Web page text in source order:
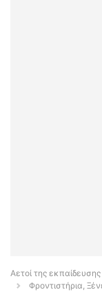
Αετοί της εκπαίδευσης
Φροντιστήρια,